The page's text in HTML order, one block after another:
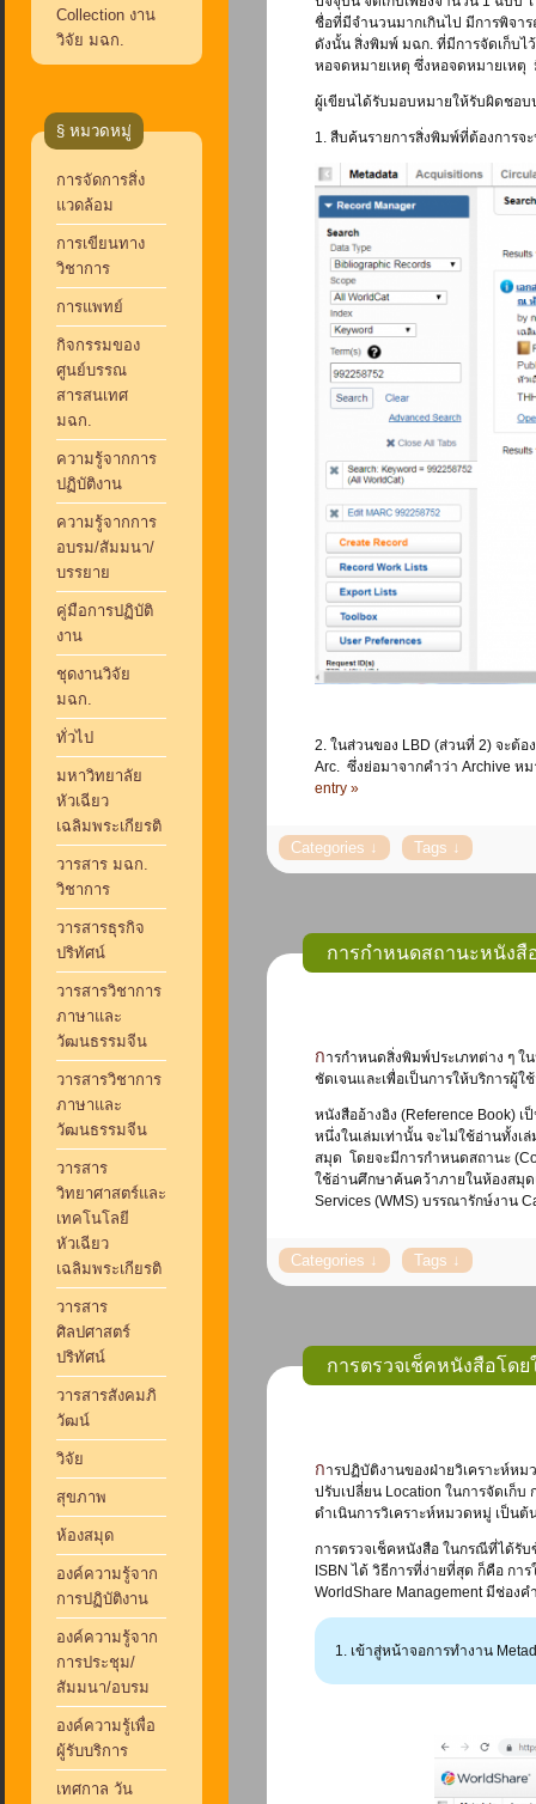
Collection งาน
วิจัย มฉก.
§ หมวดหมู่
การจัดการสิ่ง
แวดล้อม
การเขียนทาง
วิชาการ
การแพทย์
กิจกรรมของ
ศูนย์บรรณ
สารสนเทศ
มฉก.
ความรู้จากการ
ปฏิบัติงาน
ความรู้จากการ
อบรม/สัมมนา/
บรรยาย
คู่มือการปฏิบัติ
งาน
ชุดงานวิจัย
มฉก.
ทั่วไป
มหาวิทยาลัย
หัวเฉียว
เฉลิมพระเกียรติ
วารสาร มฉก.
วิชาการ
วารสารธุรกิจ
ปริทัศน์
วารสารวิชาการ
ภาษาและ
วัฒนธรรมจีน
วารสารวิชาการ
ภาษาและ
วัฒนธรรมจีน
วารสาร
วิทยาศาสตร์และ
เทคโนโลยี
หัวเฉียว
เฉลิมพระเกียรติ
วารสาร
ศิลปศาสตร์
ปริทัศน์
วารสารสังคมภิ
วัฒน์
วิจัย
สุขภาพ
ห้องสมุด
องค์ความรู้จาก
การปฏิบัติงาน
องค์ความรู้จาก
การประชุม/
สัมมนา/อบรม
องค์ความรู้เพื่อ
ผู้รับบริการ
เทศกาล วัน
ชื่อที่มีจำนวนมากเกินไป มีการพิจ
ดังนั้น สิ่งพิมพ์ มฉก. ที่มีการจัดเก็บไ
หอจดหมายเหตุ ซึ่งหอจดหมายเหตุ
ผู้เขียนได้รับมอบหมายให้รับผิดชอ
1. สืบค้นรายการสิ่งพิมพ์ที่ต้องการจ
2. ในส่วนของ LBD (ส่วนที่ 2) จะต้
Arc. ซึ่งย่อมาจากคำว่า Archive ห
entry »
การกำหนดสถานะหนังสื
การกำหนดสิ่งพิมพ์ประเภทต่าง ๆ ในห้องสมุด จะเป็นความรับผิดชอบของงาน Cataloging เพื่อเป็นการจัดระเบียบของสิ่งพิมพ์ให้มีความ
ชัดเจนและเพื่อเป็นการให้บริการผู้
หนังสืออ้างอิง (Reference Book)
หนึ่งในเล่มเท่านั้น จะไม่ใช้อ่านทั้ง
สมุด โดยจะมีการกำหนดสถานะ
ใช้อ่านศึกษาค้นคว้าภายในห้องสมุด
Services (WMS) บรรณารักษ์งาน
การตรวจเช็คหนังสือโดย
การปฏิบัติงานของฝ่ายวิเคราะห์หมวดหมู่ หนังสือ บางครั้งจะต้องมีการตรวจเช็คหนังสือในกรณีต่าง ๆ เช่น การตรวจเช็ครายการหนังสือเพื่อ
ปรับเปลี่ยน Location ในการจัดเก็บ
ดำเนินการวิเคราะห์หมวดหมู่ เป็นต้
การตรวจเช็คหนังสือ ในกรณีที่ได้รั
ISBN ได้ วิธีการที่ง่ายที่สุด ก็คือ กา
WorldShare Management มีช่อง
เข้าสู่หน้าจอการทำงาน